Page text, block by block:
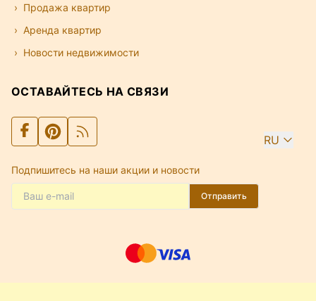
Продажа квартир
Аренда квартир
Новости недвижимости
ОСТАВАЙТЕСЬ НА СВЯЗИ
RU
Подпишитесь на наши акции и новости
Отправить